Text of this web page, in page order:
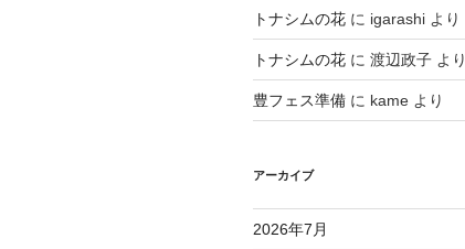
トナシムの花に igarashiより
トナシムの花に 渡辺政子より
豊フェス準備に kameより
アーカイブ
2026年7月